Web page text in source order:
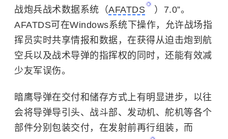
战炮兵战术数据系统（AFATDS
）7.0”。
AFATDS可在Windows系统下操作，允许战场指
挥员实时共享情报和数据，在获得从迫击炮到航
空兵以及战术导弹的指挥权的同时，还能有效减
少友军误伤。
暗鹰导弹在交付和储存方式上有明显进步，以往
会将导弹导引头、战斗部、发动机、舵机等各个
部件分别包装交付，在发射前再行组装，而